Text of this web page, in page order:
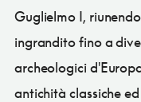
Guglielmo I,
ingrandito fino a
archeologici
antichità classiche